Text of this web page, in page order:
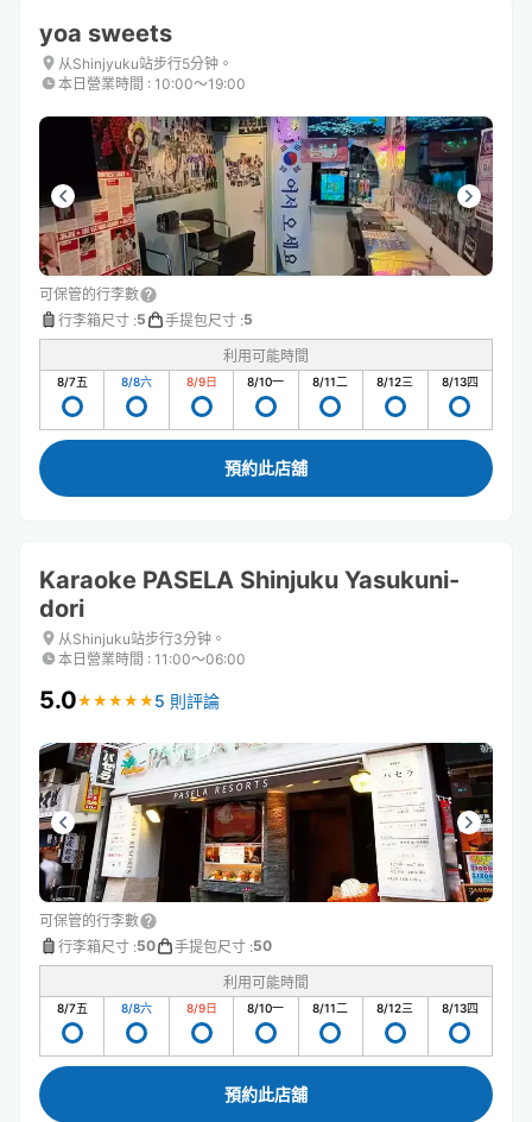
yoa sweets
从Shinjyuku站步行5分钟。
本日營業時間 : 10:00〜19:00
可保管的行李數
行李箱尺寸 :5 手提包尺寸 :5
利用可能時間
8/7五 8/8六 8/9日 8/10一 8/11二 8/12三 8/13四
預約此店舖
Karaoke PASELA Shinjuku Yasukuni-
dori
从Shinjuku站步行3分钟。
本日營業時間 : 11:00〜06:00
5.0★ ★ ★ ★ ★
★ ★ ★ ★ ★ 5 則評論
可保管的行李數
行李箱尺寸 :50 手提包尺寸 :50
利用可能時間
8/7五 8/8六 8/9日 8/10一 8/11二 8/12三 8/13四
預約此店舖